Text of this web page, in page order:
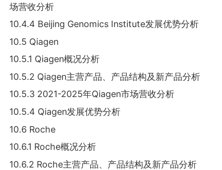
场营收分析
10.4.4 Beijing Genomics Institute发展优势分析
10.5 Qiagen
10.5.1 Qiagen概况分析
10.5.2 Qiagen主营产品、产品结构及新产品分析
10.5.3 2021-2025年Qiagen市场营收分析
10.5.4 Qiagen发展优势分析
10.6 Roche
10.6.1 Roche概况分析
10.6.2 Roche主营产品、产品结构及新产品分析